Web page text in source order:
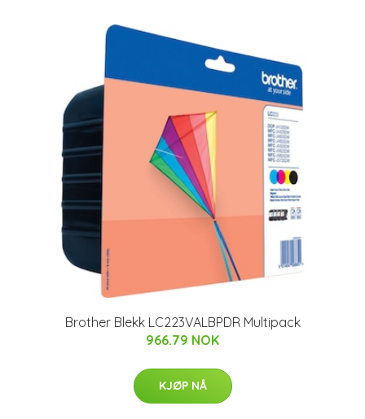
Brother Blekk LC223VALBPDR Multipack
966.79 NOK
KJØP NÅ